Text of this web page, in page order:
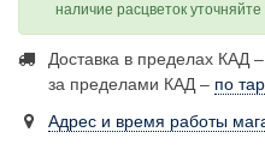
наличие расцветок
Доставка в пределах КАД –
за пределами КАД – по
Адрес и время работы